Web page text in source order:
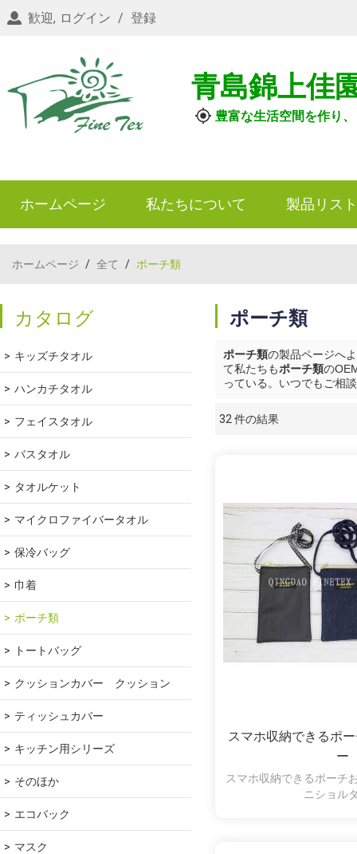
歓迎, ログイン / 登録
青島錦上佳
豊富な生活空間を作り
ホームページ 私たちについて 製品リスト
ホームページ / 全て / ポーチ類
カタログ
キッズチタオル
ハンカチタオル
フェイスタオル
バスタオル
タオルケット
マイクロファイバータオル
保冷バッグ
巾着
ポーチ類
トートバッグ
クッションカバー　クッション
ティッシュカバー
キッチン用シリーズ
そのほか
エコバック
マスク
ポーチ類
ポーチ類の製品ページへ
て私たちもポーチ類の
っている。いつでもご相
32 件の結果
スマホ収納できるポ
ー
スマホ収納できるポーチ
ニショル